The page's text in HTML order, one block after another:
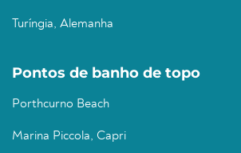
Turíngia, Alemanha
Pontos de banho de topo
Porthcurno Beach
Marina Piccola, Capri